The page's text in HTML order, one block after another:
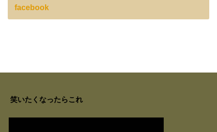
facebook
笑いたくなったらこれ